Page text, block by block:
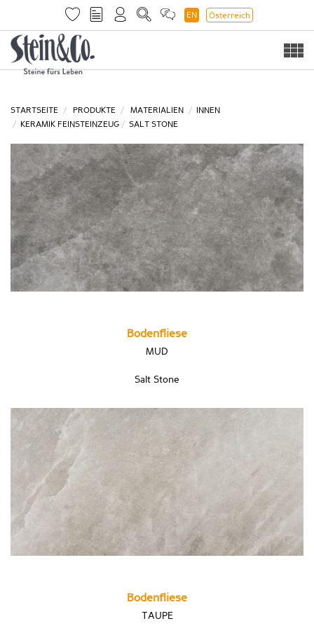
EN Österreich
STARTSEITE PRODUKTE MATERIALIEN
INNEN
KERAMIK FEINSTEINZEUG
SALT STONE
Bodenfliese
MUD
Salt Stone
Bodenfliese
TAUPE